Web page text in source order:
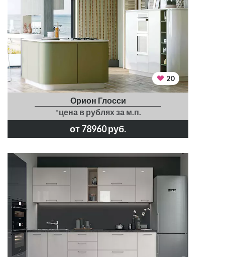
20
Орион Глосси
*цена в рублях за м.п.
от 78960 руб.